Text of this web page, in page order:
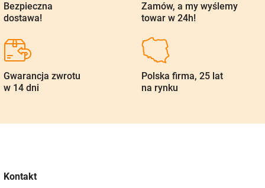
Bezpieczna
dostawa!
Zamów, a my wyślemy
towar w 24h!
Gwarancja zwrotu
w 14 dni
Polska firma, 25 lat
na rynku
Kontakt